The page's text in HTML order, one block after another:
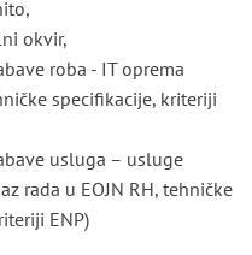
okvir,
roba - IT oprema
specifikacije, kriteriji
usluga – usluge
rada u EOJN RH, tehničke
ENP)